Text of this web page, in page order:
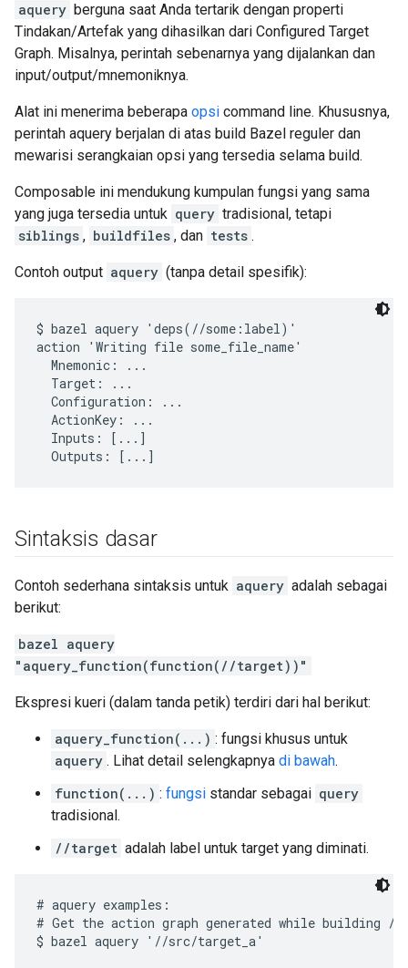
aquery berguna saat Anda tertarik dengan properti
Tindakan/Artefak yang dihasilkan dari Configured Target
Graph. Misalnya, perintah sebenarnya yang dijalankan dan
input/output/mnemoniknya.
Alat ini menerima beberapa opsi command line. Khususnya,
perintah aquery berjalan di atas build Bazel reguler dan
mewarisi serangkaian opsi yang tersedia selama build.
Composable ini mendukung kumpulan fungsi yang sama
yang juga tersedia untuk query tradisional, tetapi
siblings , buildfiles , dan tests .
Contoh output aquery (tanpa detail spesifik):
$ bazel aquery 'deps(//some:label)'
action 'Writing file some_file_name'
  Mnemonic: ...
  Target: ...
  Configuration: ...
  ActionKey: ...
  Inputs: [...]
Sintaksis dasar
Contoh sederhana sintaksis untuk aquery adalah sebagai
berikut:
bazel aquery
"aquery_function(function(//target))"
Ekspresi kueri (dalam tanda petik) terdiri dari hal berikut:
aquery_function(...) : fungsi khusus untuk
aquery . Lihat detail selengkapnya di bawah.
function(...) : fungsi standar sebagai query
tradisional.
//target adalah label untuk target yang diminati.
# aquery examples:
# Get the action graph generated while building //
$ bazel aquery '//src/target_a'